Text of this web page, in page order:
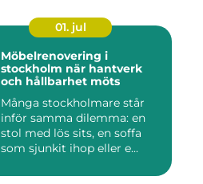
01. jul
Möbelrenovering i
stockholm när hantverk
och hållbarhet möts
Många stockholmare står
inför samma dilemma: en
stol med lös sits, en soffa
som sjunkit ihop eller e...